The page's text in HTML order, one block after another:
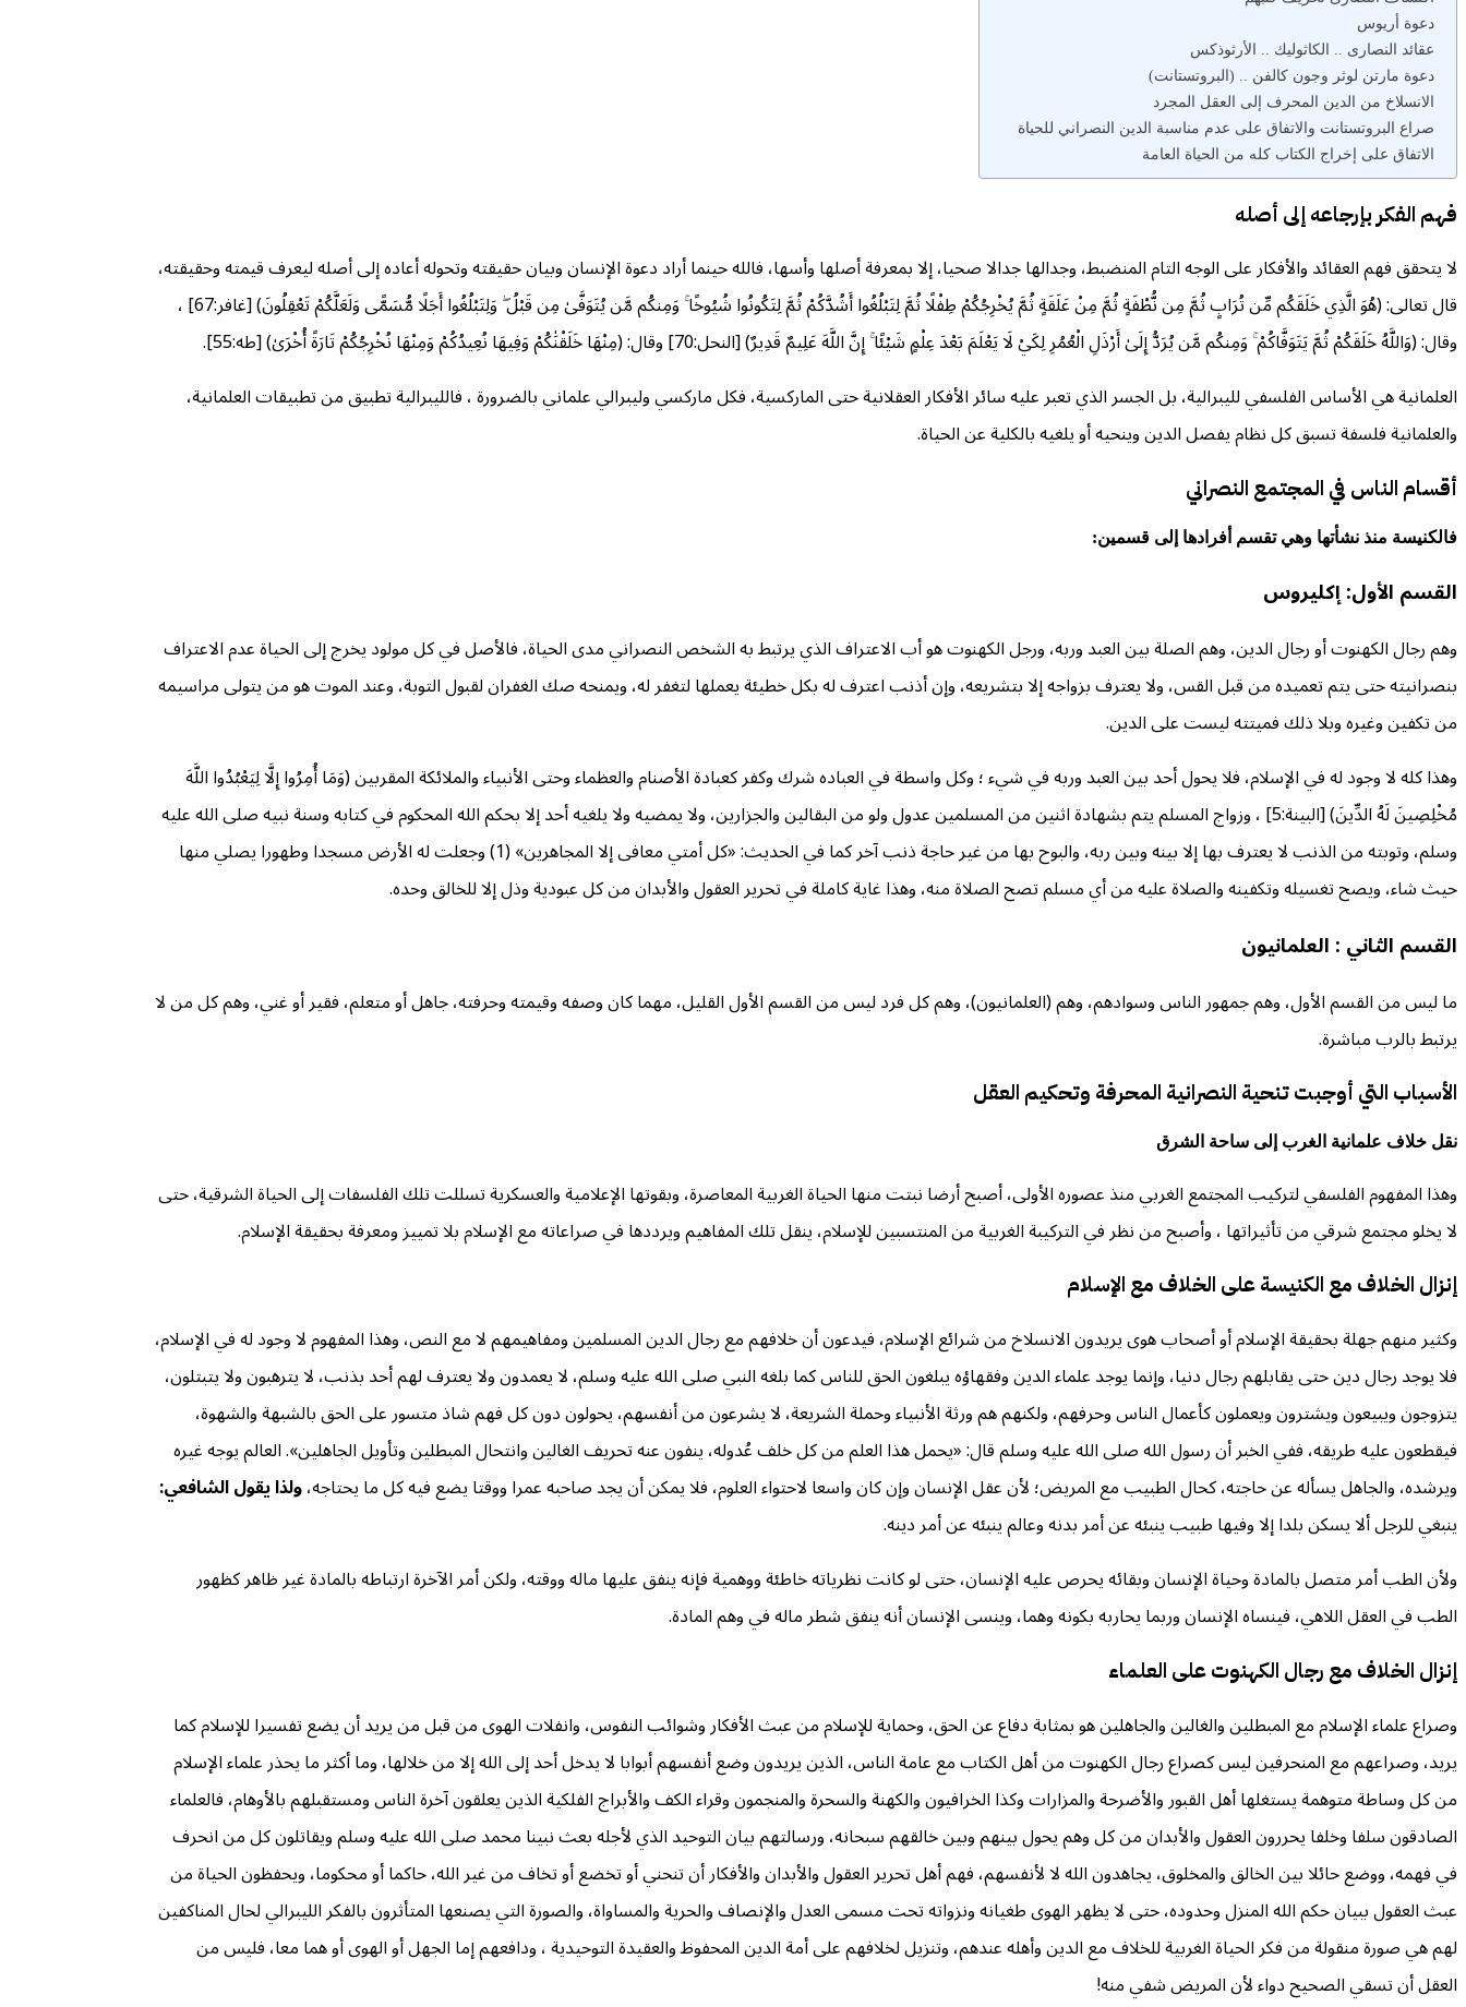
دعوة أريوس
عقائد النصارى .. الكاثوليك .. الأرثوذكس
دعوة مارتن لوثر وجون كالفن .. (البروتستانت)
الانسلاخ من الدين المحرف إلى العقل المجرد
صراع البروتستانت والاتفاق على عدم مناسبة الدين النصراني للحياة
الاتفاق على إخراج الكتاب كله من الحياة العامة
فهم الفكر بإرجاعه إلى أصله
لا يتحقق فهم العقائد والأفكار على الوجه التام المنضبط، وجدالها جدالا صحيا، إلا بمعرفة أصلها وأسها، فالله حينما أراد دعوة الإنسان وبیان حقيقته وتحوله أعاده إلى أصله ليعرف قيمته وحقيقته،
قال تعالى: (هُوَ الَّذِي خَلَقَكُم مِّن تُرَابٍ ثُمَّ مِن نُّطْفَةٍ ثُمَّ مِنْ عَلَقَةٍ ثُمَّ يُخْرِجُكُمْ طِفْلًا ثُمَّ لِتَبْلُغُوا أَشُدَّكُمْ ثُمَّ لِتَكُونُوا شُيُوخًا ۚ وَمِنكُم مَّن يُتَوَفَّىٰ مِن قَبْلُ ۖ وَلِتَبْلُغُوا أَجَلًا مُّسَمًّى وَلَعَلَّكُمْ تَعْقِلُونَ) [غافر:67] ،
وقال: (وَاللَّهُ خَلَقَكُمْ ثُمَّ يَتَوَفَّاكُمْ ۚ وَمِنكُم مَّن يُرَدُّ إِلَىٰ أَرْذَلِ الْعُمُرِ لِكَيْ لَا يَعْلَمَ بَعْدَ عِلْمٍ شَيْئًا ۚ إِنَّ اللَّهَ عَلِيمٌ قَدِيرٌ) [النحل:70] وقال: (مِنْهَا خَلَقْنَٰكُمْ وَفِيهَا نُعِيدُكُمْ وَمِنْهَا نُخْرِجُكُمْ تَارَةً أُخْرَىٰ) [طه:55].
العلمانية هي الأساس الفلسفي لليبرالية، بل الجسر الذي تعبر عليه سائر الأفكار العقلانية حتى الماركسية، فكل مارکسي وليبرالي علماني بالضرورة ، فالليبرالية تطبيق من تطبيقات العلمانية،
والعلمانية فلسفة تسبق كل نظام يفصل الدين وينحيه أو يلغيه بالكلية عن الحياة.
أقسام الناس في المجتمع النصراني
فالكنيسة منذ نشأتها وهي تقسم أفرادها إلى قسمين:
القسم الأول: إكليروس
وهم رجال الكهنوت أو رجال الدين، وهم الصلة بين العبد وربه، ورجل الكهنوت هو أب الاعتراف الذي يرتبط به الشخص النصراني مدى الحياة، فالأصل في كل مولود يخرج إلى الحياة عدم الاعتراف
بنصرانيته حتى يتم تعميده من قبل القس، ولا يعترف بزواجه إلا بتشريعه، وإن أذنب اعترف له بكل خطيئة يعملها لتغفر له، ويمنحه صك الغفران لقبول التوبة، وعند الموت هو من يتولى مراسيمه
من تكفين وغيره وبلا ذلك فميتته ليست على الدين.
وهذا كله لا وجود له في الإسلام، فلا يحول أحد بين العبد وربه في شيء ؛ وكل واسطة في العباده شرك وكفر كعبادة الأصنام والعظماء وحتى الأنبياء والملائكة المقربين (وَمَا أُمِرُوا إِلَّا لِيَعْبُدُوا اللَّهَ
مُخْلِصِينَ لَهُ الدِّينَ) [البينة:5] ، وزواج المسلم يتم بشهادة اثنين من المسلمين عدول ولو من البقالين والجزارين، ولا يمضيه ولا يلغيه أحد إلا بحكم الله المحكوم في كتابه وسنة نبيه صلى الله عليه
وسلم، وتوبته من الذنب لا يعترف بها إلا بينه وبين ربه، والبوح بها من غير حاجة ذنب آخر كما في الحديث: «كل أمتي معافى إلا المجاهرين» (1) وجعلت له الأرض مسجدا وطهورا يصلي منها
حيث شاء، ويصح تغسيله وتكفينه والصلاة عليه من أي مسلم تصح الصلاة منه، وهذا غاية كاملة في تحرير العقول والأبدان من كل عبودية وذل إلا للخالق وحده.
القسم الثاني : العلمانيون
ما ليس من القسم الأول، وهم جمهور الناس وسوادهم، وهم (العلمانيون)، وهم كل فرد ليس من القسم الأول القليل، مهما كان وصفه وقيمته وحرفته، جاهل أو متعلم، فقير أو غني، وهم كل من لا
يرتبط بالرب مباشرة.
الأسباب التي أوجبت تنحية النصرانية المحرفة وتحكيم العقل
نقل خلاف علمانية الغرب إلى ساحة الشرق
وهذا المفهوم الفلسفي لتركيب المجتمع الغربي منذ عصوره الأولى، أصبح أرضا نبتت منها الحياة الغربية المعاصرة، وبقوتها الإعلامية والعسكرية تسللت تلك الفلسفات إلى الحياة الشرقية، حتى
لا يخلو مجتمع شرقي من تأثيراتها ، وأصبح من نظر في التركيبة الغربية من المنتسبين للإسلام، ينقل تلك المفاهيم ويرددها في صراعاته مع الإسلام بلا تمييز ومعرفة بحقيقة الإسلام.
إنزال الخلاف مع الكنيسة على الخلاف مع الإسلام
وكثير منهم جهلة بحقيقة الإسلام أو أصحاب هوى يريدون الانسلاخ من شرائع الإسلام، فيدعون أن خلافهم مع رجال الدين المسلمين ومفاهيمهم لا مع النص، وهذا المفهوم لا وجود له في الإسلام،
فلا يوجد رجال دين حتى يقابلهم رجال دنيا، وإنما يوجد علماء الدين وفقهاؤه يبلغون الحق للناس كما بلغه النبي صلى الله عليه وسلم، لا يعمدون ولا يعترف لهم أحد بذنب، لا يترهبون ولا يتبتلون،
يتزوجون ويبيعون ويشترون ويعملون كأعمال الناس وحرفهم، ولكنهم هم ورثة الأنبياء وحملة الشريعة، لا يشرعون من أنفسهم، يحولون دون كل فهم شاذ متسور على الحق بالشبهة والشهوة،
فيقطعون عليه طريقه، ففي الخبر أن رسول الله صلى الله عليه وسلم قال: «يحمل هذا العلم من كل خلف عُدوله، ينفون عنه تحريف الغالين وانتحال المبطلين وتأويل الجاهلين». العالم يوجه غيره
ويرشده، والجاهل يسأله عن حاجته، كحال الطبيب مع المريض؛ لأن عقل الإنسان وإن كان واسعا لاحتواء العلوم، فلا يمكن أن يجد صاحبه عمرا ووقتا يضع فيه كل ما يحتاجه،ولذا يقول الشافعي:
ينبغي للرجل ألا يسكن بلدا إلا وفيها طبيب ينبئه عن أمر بدنه وعالم ينبئه عن أمر دينه.
ولأن الطب أمر متصل بالمادة وحياة الإنسان وبقائه يحرص عليه الإنسان، حتى لو كانت نظرياته خاطئة ووهمية فإنه ينفق عليها ماله ووقته، ولكن أمر الآخرة ارتباطه بالمادة غير ظاهر كظهور
الطب في العقل اللاهي، فينساه الإنسان وربما يحاربه بكونه وهما، وينسى الإنسان أنه ينفق شطر ماله في وهم المادة.
إنزال الخلاف مع رجال الكهنوت على العلماء
وصراع علماء الإسلام مع المبطلين والغالين والجاهلين هو بمثابة دفاع عن الحق، وحماية للإسلام من عبث الأفكار وشوائب النفوس، وانفلات الهوى من قبل من يريد أن يضع تفسيرا للإسلام كما
يريد، وصراعهم مع المنحرفين ليس كصراع رجال الكهنوت من أهل الكتاب مع عامة الناس، الذين يريدون وضع أنفسهم أبوابا لا يدخل أحد إلى الله إلا من خلالها، وما أكثر ما يحذر علماء الإسلام
من كل وساطة متوهمة يستغلها أهل القبور والأضرحة والمزارات وكذا الخرافيون والكهنة والسحرة والمنجمون وقراء الكف والأبراج الفلكية الذين يعلقون آخرة الناس ومستقبلهم بالأوهام، فالعلماء
الصادقون سلفا وخلفا يحررون العقول والأبدان من كل وهم يحول بينهم وبين خالقهم سبحانه، ورسالتهم بيان التوحيد الذي لأجله بعث نبينا محمد صلى الله عليه وسلم ويقاتلون كل من انحرف
في فهمه، ووضع حائلا بين الخالق والمخلوق، يجاهدون الله لا لأنفسهم، فهم أهل تحرير العقول والأبدان والأفكار أن تنحني أو تخضع أو تخاف من غير الله، حاكما أو محکوما، ويحفظون الحياة من
عبث العقول ببيان حكم الله المنزل وحدوده، حتى لا يظهر الهوى طغيانه ونزواته تحت مسمى العدل والإنصاف والحرية والمساواة، والصورة التي يصنعها المتأثرون بالفكر الليبرالي لحال المناكفين
لهم هي صورة منقولة من فكر الحياة الغربية للخلاف مع الدين وأهله عندهم، وتنزيل لخلافهم على أمة الدين المحفوظ والعقيدة التوحيدية ، ودافعهم إما الجهل أو الهوى أو هما معا، فليس من
العقل أن تسقي الصحيح دواء لأن المريض شفي منه!